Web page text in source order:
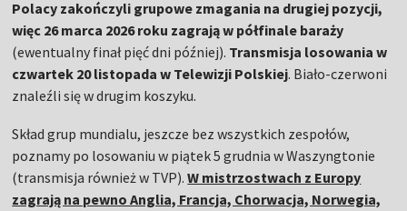
Polacy zakończyli grupowe zmagania na drugiej pozycji,
więc 26 marca 2026 roku zagrają w półfinale baraży
(ewentualny finał pięć dni później). Transmisja losowania w
czwartek 20 listopada w Telewizji Polskiej. Biało-czerwoni
znaleźli się w drugim koszyku.
Skład grup mundialu, jeszcze bez wszystkich zespołów,
poznamy po losowaniu w piątek 5 grudnia w Waszyngtonie
(transmisja również w TVP).W mistrzostwach z Europy
zagrają na pewno Anglia, Francja, Chorwacja, Norwegia,